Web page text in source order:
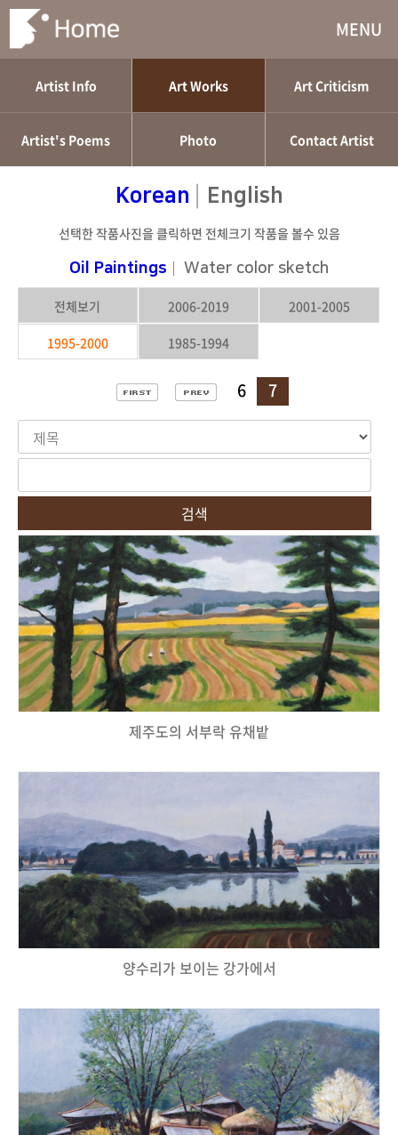
MENU
Artist Info Art Works Art Criticism
Artist's Poems Photo Contact Artist
Korean | English
선택한 작품사진을 클릭하면 전체크기 작품을 볼수 있음
Oil Paintings
Water color sketch
전체보기 2006-2019 2001-2005
1995-2000 1985-1994
6 7
검색
제주도의 서부락 유채밭
양수리가 보이는 강가에서